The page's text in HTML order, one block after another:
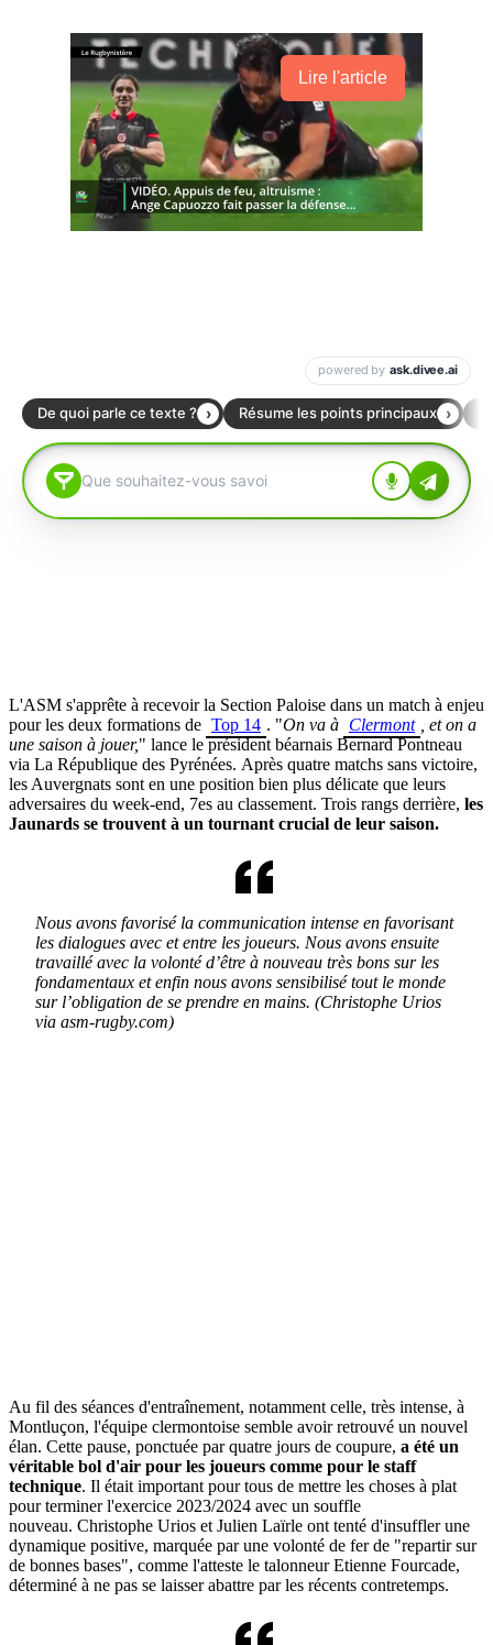
Lire l'article
L'ASM s'apprête à recevoir la Section Paloise dans un match à enjeu
pour les deux formations de Top 14 . "On va à Clermont
, et on a
une saison à jouer," lance le président béarnais Bernard Pontneau
via La République des Pyrénées. Après quatre matchs sans victoire,
les Auvergnats sont en une position bien plus délicate que leurs
adversaires du week-end, 7es au classement. Trois rangs derrière, les
Jaunards se trouvent à un tournant crucial de leur saison.
Nous avons favorisé la communication intense en favorisant
les dialogues avec et entre les joueurs. Nous avons ensuite
travaillé avec la volonté d’être à nouveau très bons sur les
fondamentaux et enfin nous avons sensibilisé tout le monde
sur l’obligation de se prendre en mains. (Christophe Urios
via asm-rugby.com)
Au fil des séances d'entraînement, notamment celle, très intense, à
Montluçon, l'équipe clermontoise semble avoir retrouvé un nouvel
élan. Cette pause, ponctuée par quatre jours de coupure, a été un
véritable bol d'air pour les joueurs comme pour le staff
technique. Il était important pour tous de mettre les choses à plat
pour terminer l'exercice 2023/2024 avec un souffle
nouveau. Christophe Urios et Julien Laïrle ont tenté d'insuffler une
dynamique positive, marquée par une volonté de fer de "repartir sur
de bonnes bases", comme l'atteste le talonneur Etienne Fourcade,
déterminé à ne pas se laisser abattre par les récents contretemps.